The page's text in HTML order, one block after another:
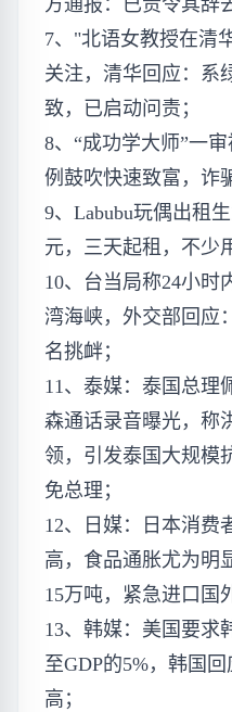
方通报：已​​责令其​​辞
7、​​"​​北语女教授在清
关注，清华回应：系
致，已启动问责；
8、“成功学大师”一
例鼓吹快速致富，诈
9、Labubu​​玩偶​​出租
元，三天起租，不少
10、台当局称24小时
湾海峡，外交部回应
名挑衅；
11、泰媒：泰国总理
森通话录音曝光，称
领，引发泰国大规模
免总理；
12、日媒：日本消费
高，食品通胀尤为明
15万吨，紧急进口国
13、韩媒：美国​​要求
至GDP的5%​​，韩国
高；